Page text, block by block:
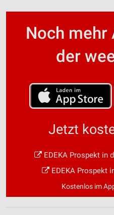
Noch mehr
der
Jetzt
EDEKA Prospekt in
EDEKA Prospekt
Kostenlos im